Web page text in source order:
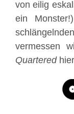
von eilig
ein
vermessen
Quartered